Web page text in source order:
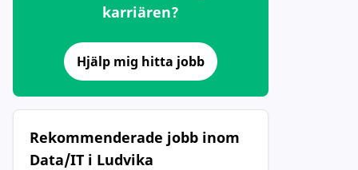
karriären?
Hjälp mig hitta jobb
Rekommenderade jobb inom
Data/IT i Ludvika